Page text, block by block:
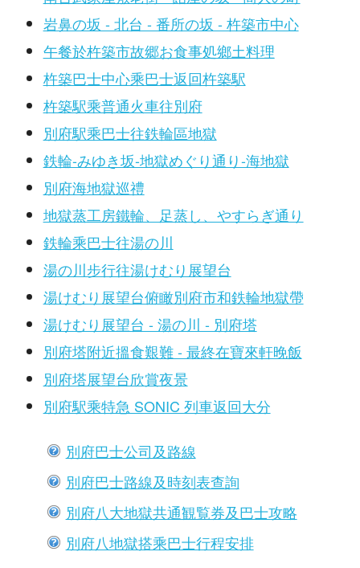
岩鼻の坂 - 北台 - 番所の坂 - 杵築市中心
午餐於杵築市故郷お食事処鄉土料理
杵築巴士中心乘巴士返回杵築駅
杵築駅乘普通火車往別府
別府駅乘巴士往鉄輪區地獄
鉄輪-みゆき坂-地獄めぐり通り-海地獄
別府海地獄巡禮
地獄蒸工房鐵輪、足蒸し、やすらぎ通り
鉄輪乘巴士往湯の川
湯の川步行往湯けむり展望台
湯けむり展望台俯瞰別府市和鉄輪地獄帶
湯けむり展望台 - 湯の川 - 別府塔
別府塔附近搵食艱難 - 最終在寶來軒晚飯
別府塔展望台欣賞夜景
別府駅乘特急 SONIC 列車返回大分
別府巴士公司及路線
別府巴士路線及時刻表查詢
別府八大地獄共通観覧券及巴士攻略
別府八地獄搭乘巴士行程安排